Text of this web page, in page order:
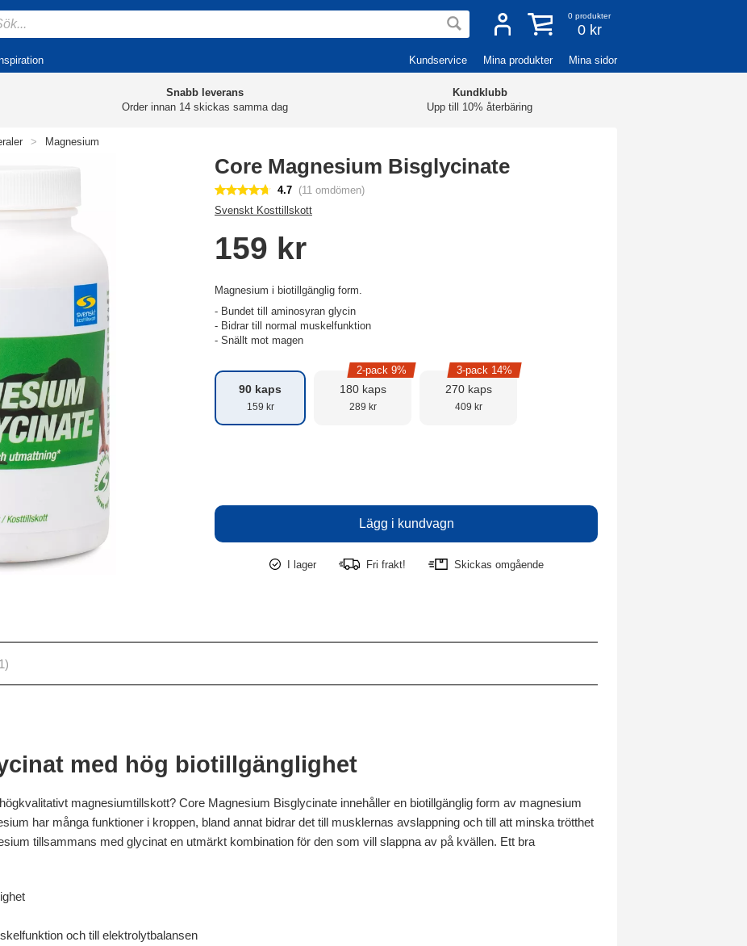
0 produkter
0 kr
Kundservice Mina produkter Mina sidor
Snabb leverans
Order innan 14 skickas samma dag
Kundklubb
Upp till 10% återbäring
> Magnesium
Core Magnesium Bisglycinate
4.7 (11 omdömen)
Svenskt Kosttillskott
159 kr
Magnesium i biotillgänglig form.
- Bundet till aminosyran glycin
- Bidrar till normal muskelfunktion
- Snällt mot magen
90 kaps
159 kr
180 kaps
289 kr
2-pack 9%
270 kaps
409 kr
3-pack 14%
I lager Fri frakt! Skickas omgående
med hög biotillgänglighet
magnesiumtillskott? Core Magnesium Bisglycinate innehåller en biotillgänglig form av magnesium
har många funktioner i kroppen, bland annat bidrar det till musklernas avslappning och till att minska trötthet
tillsammans med glycinat en utmärkt kombination för den som vill slappna av på kvällen. Ett bra
och till elektrolytbalansen